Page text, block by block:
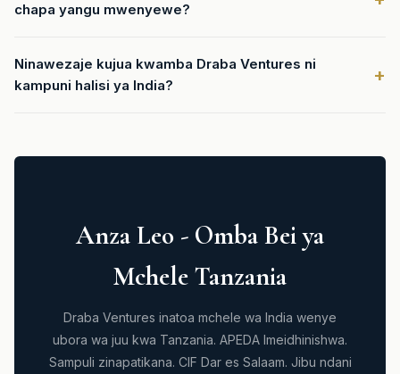
chapa yangu mwenyewe?
Ninawezaje kujua kwamba Draba Ventures ni
kampuni halisi ya India?
Anza Leo - Omba Bei ya
Mchele Tanzania
Draba Ventures inatoa mchele wa India wenye
ubora wa juu kwa Tanzania. APEDA Imeidhinishwa.
Sampuli zinapatikana. CIF Dar es Salaam. Jibu ndani